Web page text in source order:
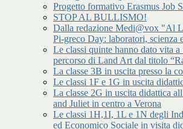
Progetto formativo Erasmus Job
STOP AL BULLISMO!
Dalla redazione Medi@vox "Al
Pi-greco Day: laboratori, scienza
Le classi quinte hanno dato vita a
percorso di Land Art dal titolo
La classe 3B in uscita presso la
Le classi 1F e 1G in uscita
La classe 2G in uscita didattica
and Juliet in centro a Verona
Le classi 1H,1I, 1L e 1N degli
ed Economico Sociale in visita